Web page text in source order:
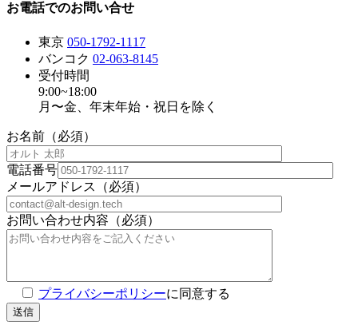
お電話でのお問い合せ
東京 050-1792-1117
バンコク 02-063-8145
受付時間
9:00~18:00
月〜金、年末年始・祝日を除く
お名前（必須）
電話番号
メールアドレス（必須）
お問い合わせ内容（必須）
プライバシーポリシーに同意する